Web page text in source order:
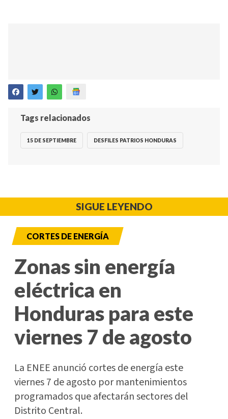
Tags relacionados
15 DE SEPTIEMBRE DESFILES PATRIOS HONDURAS
SIGUE LEYENDO
CORTES DE ENERGÍA
Zonas sin energía
eléctrica en
Honduras para este
viernes 7 de agosto
La ENEE anunció cortes de energía este
viernes 7 de agosto por mantenimientos
programados que afectarán sectores del
Distrito Central.